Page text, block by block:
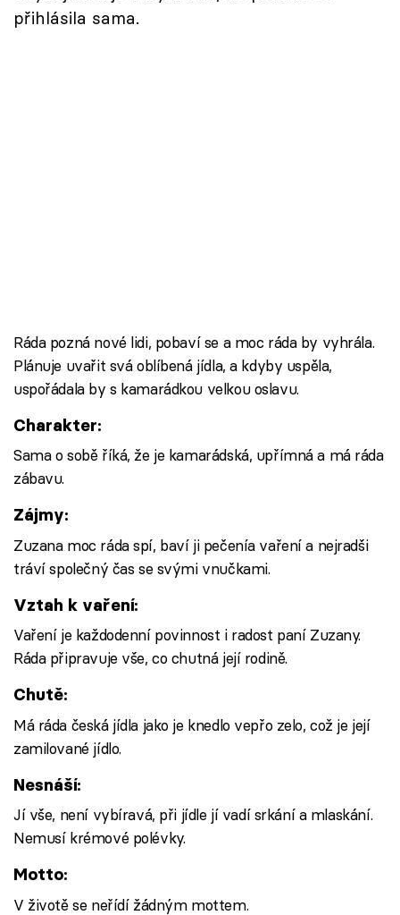
Sledujte prima+
přihlásila sama.
Ráda pozná nové lidi, pobaví se a moc ráda by vyhrála.
Plánuje uvařit svá oblíbená jídla, a kdyby uspěla,
uspořádala by s kamarádkou velkou oslavu.
Charakter:
Sama o sobě říká, že je kamarádská, upřímná a má ráda
zábavu.
Zájmy:
Zuzana moc ráda spí, baví ji pečenía vaření a nejradši
tráví společný čas se svými vnučkami.
Vztah k vaření:
Vaření je každodenní povinnost i radost paní Zuzany.
Ráda připravuje vše, co chutná její rodině.
Chutě:
Má ráda česká jídla jako je knedlo vepřo zelo, což je její
zamilované jídlo.
Nesnáší:
Jí vše, není vybíravá, při jídle jí vadí srkání a mlaskání.
Nemusí krémové polévky.
Motto:
V životě se neřídí žádným mottem.